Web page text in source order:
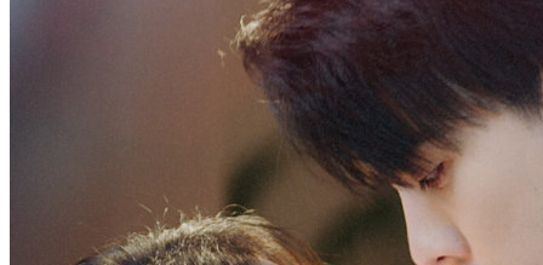
Pernikahan Kilat Miliarder
"Shilla Yuarna gagal dijodohkan, tetapi jsutru bertemu dengan
seorang sopirnya CEO. Setelah menikah kilat, Shilla menyadari
kalau suaminya bukan seorang sopir ketika melihat puluhan miliar
sertifikat rumah dan juga perhiasan yang diantar ke rumahnya.
Ternyata suaminya seorang miliarder! Kata kunci : Saluran Wanita,
Pernikahan Kilat, Penyimpangan alur cerita, Kisah Cinta, Kisah
Romantis."